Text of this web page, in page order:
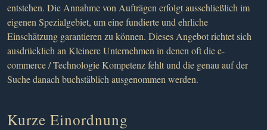
entstehen. Die Annahme von Aufträgen erfolgt ausschließlich im
eigenen Spezialgebiet, um eine fundierte und ehrliche
Einschätzung garantieren zu können. Dieses Angebot richtet sich
ausdrücklich an Kleinere Unternehmen in denen oft die e-
commerce / Technologie Kompetenz fehlt und die genau auf der
Suche danach buchstäblich ausgenommen werden.
Kurze Einordnung